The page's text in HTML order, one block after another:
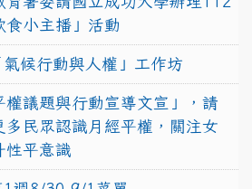
食小主播」活動
候行動與人權」工作坊
權議題與行動宣導文宣」，請
多民眾認識月經平權，關注女
性平意識